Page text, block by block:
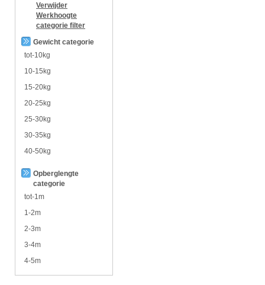
Verwijder
Werkhoogte
categorie filter
Gewicht categorie
tot-10kg
10-15kg
15-20kg
20-25kg
25-30kg
30-35kg
40-50kg
Opberglengte
categorie
tot-1m
1-2m
2-3m
3-4m
4-5m